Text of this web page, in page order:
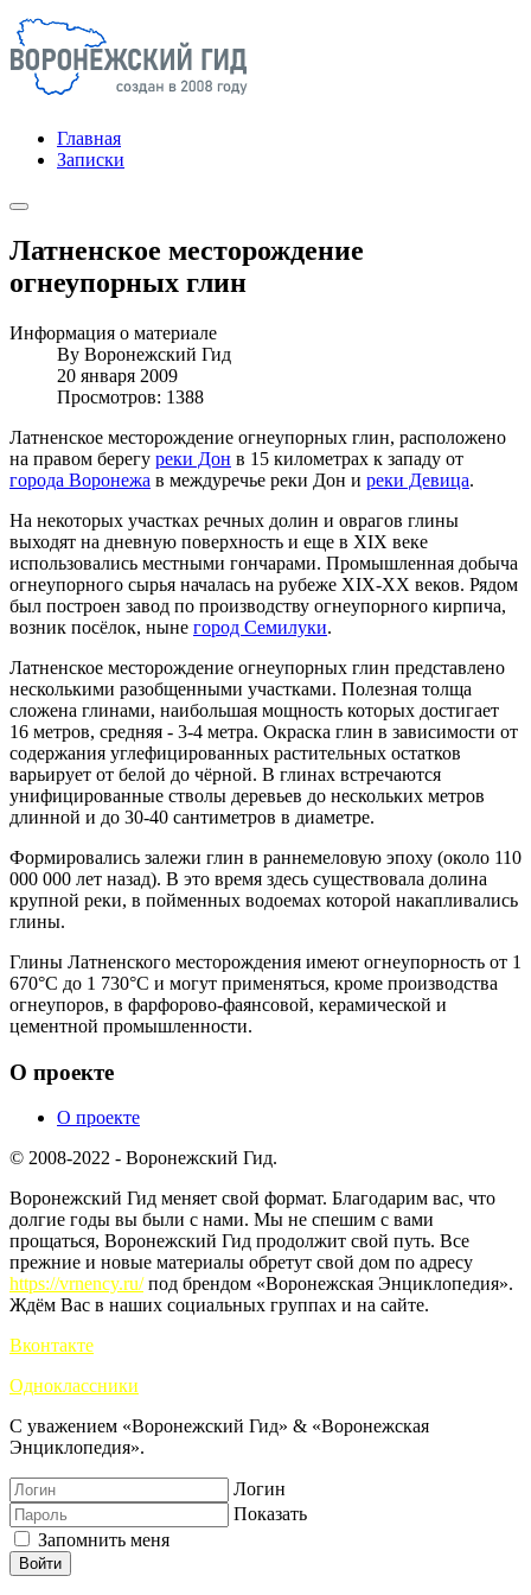
Главная
Записки
Латненское месторождение
огнеупорных глин
Информация о материале
By Воронежский Гид
20 января 2009
Просмотров: 1388
Латненское месторождение огнеупорных глин, расположено
на правом берегу реки Дон в 15 километрах к западу от
города Воронежа в междуречье реки Дон и реки Девица.
На некоторых участках речных долин и оврагов глины
выходят на дневную поверхность и еще в XIX веке
использовались местными гончарами. Промышленная добыча
огнеупорного сырья началась на рубеже XIX-XX веков. Рядом
был построен завод по производству огнеупорного кирпича,
возник посёлок, ныне город Семилуки.
Латненское месторождение огнеупорных глин представлено
несколькими разобщенными участками. Полезная толща
сложена глинами, наибольшая мощность которых достигает
16 метров, средняя - 3-4 метра. Окраска глин в зависимости от
содержания углефицированных растительных остатков
варьирует от белой до чёрной. В глинах встречаются
унифицированные стволы деревьев до нескольких метров
длинной и до 30-40 сантиметров в диаметре.
Формировались залежи глин в раннемеловую эпоху (около 110
000 000 лет назад). В это время здесь существовала долина
крупной реки, в пойменных водоемах которой накапливались
глины.
Глины Латненского месторождения имеют огнеупорность от 1
670°C до 1 730°C и могут применяться, кроме производства
огнеупоров, в фарфорово-фаянсовой, керамической и
цементной промышленности.
О проекте
О проекте
© 2008-2022 - Воронежский Гид.
Воронежский Гид меняет свой формат. Благодарим вас, что
долгие годы вы были с нами. Мы не спешим с вами
прощаться, Воронежский Гид продолжит свой путь. Все
прежние и новые материалы обретут свой дом по адресу
https://vrnency.ru/под брендом «Воронежская Энциклопедия».
Ждём Вас в наших социальных группах и на сайте.
Вконтакте
Одноклассники
С уважением «Воронежский Гид» & «Воронежская
Энциклопедия».
Логин
Показать
Запомнить меня
Войти